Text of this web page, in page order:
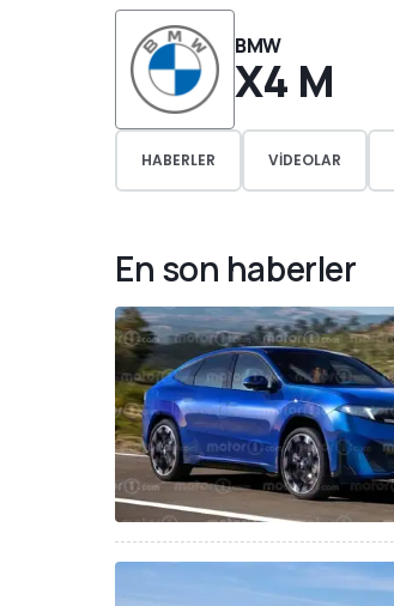
BMW
X4 M
HABERLER VIDEOLAR
En son haberler